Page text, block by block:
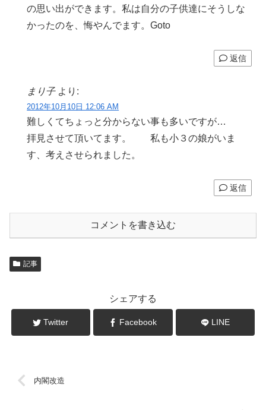
の思い出ができます。私は自分の子供達にそうしな
かったのを、悔やんでます。Goto
返信
まり子 より:
2012年10月10日 12:06 AM
難しくてちょっと分からない事も多いですが…
拝見させて頂いてます。 私も小３の娘がいま
す、考えさせられました。
返信
コメントを書き込む
記事
シェアする
Twitter Facebook LINE
内閣改造